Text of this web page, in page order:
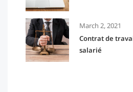
March 2, 2021
Contrat de
salarié